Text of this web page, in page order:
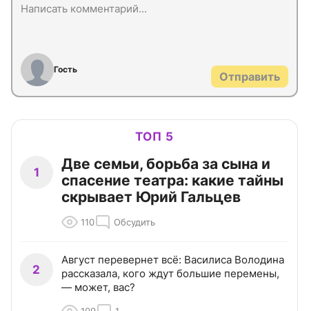
Гость
Отправить
ТОП 5
1
Две семьи, борьба за сына и
спасение театра: какие тайны
скрывает Юрий Гальцев
110 Обсудить
2
Август перевернет всё: Василиса Володина
рассказала, кого ждут большие перемены,
— может, вас?